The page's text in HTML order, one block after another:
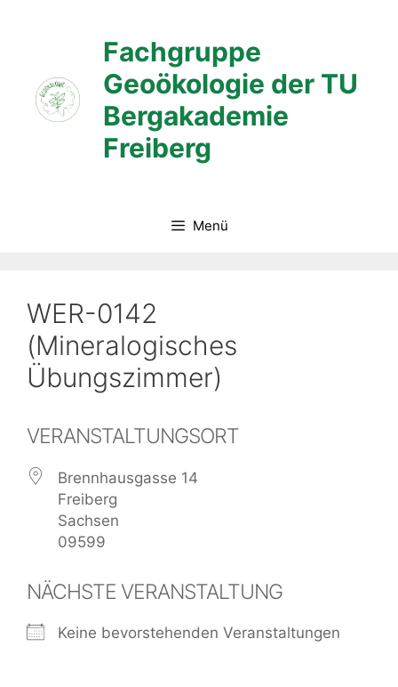
Fachgruppe
Geoökologie der TU
Bergakademie
Freiberg
Menü
WER-0142
(Mineralogisches
Übungszimmer)
VERANSTALTUNGSORT
Brennhausgasse 14
Freiberg
Sachsen
09599
NÄCHSTE VERANSTALTUNG
Keine bevorstehenden Veranstaltungen